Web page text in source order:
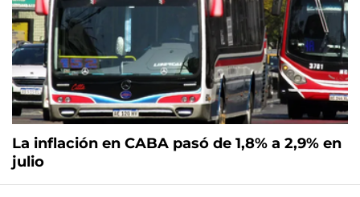
La inflación en CABA pasó de 1,8% a 2,9% en
julio